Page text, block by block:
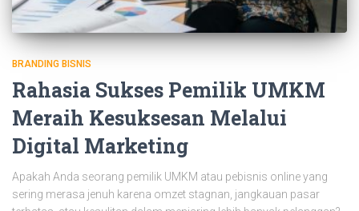
BRANDING BISNIS
Rahasia Sukses Pemilik UMKM
Meraih Kesuksesan Melalui
Digital Marketing
Apakah Anda seorang pemilik UMKM atau pebisnis online yang
sering merasa jenuh karena omzet stagnan, jangkauan pasar